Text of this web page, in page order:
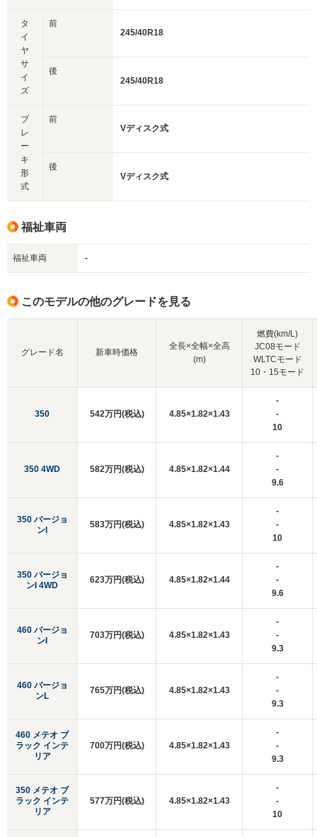
タ
イ
ヤ
サ
イ
ズ
前
245/40R18
後
245/40R18
ブ
レ
ー
キ
形
式
前
Vディスク式
後
Vディスク式
福祉車両
福祉車両 -
このモデルの他のグレードを見る
グレード名
350
350 4WD
350 バージョ
ンI
350 バージョ
ンI 4WD
460 バージョ
ンI
460 バージョ
ンL
460 メテオ ブ
ラック インテ
リア
350 メテオ ブ
ラック インテ
リア
新車時価格
全長×全幅×全高
(m)
燃費(km/L)
JC08モード
WLTCモード
10・15モード
542万円(税込) 4.85×1.82×1.43
-
-
10
582万円(税込) 4.85×1.82×1.44
-
-
9.6
583万円(税込) 4.85×1.82×1.43
-
-
10
623万円(税込) 4.85×1.82×1.44
-
-
9.6
703万円(税込) 4.85×1.82×1.43
-
-
9.3
765万円(税込) 4.85×1.82×1.43
-
-
9.3
700万円(税込) 4.85×1.82×1.43
-
-
9.3
577万円(税込) 4.85×1.82×1.43
-
-
10